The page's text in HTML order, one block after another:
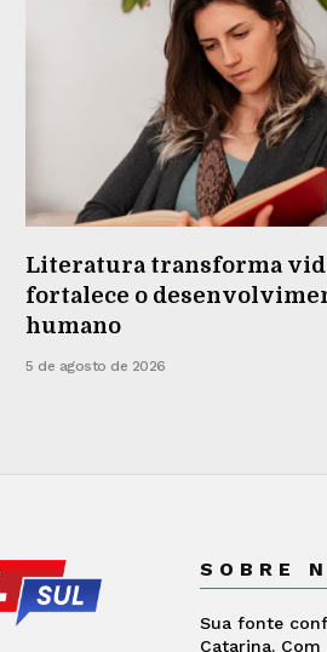
Literatura transforma
fortalece o
humano
5 de agosto de 2026
SOBRE
Sua fonte
Catarina.